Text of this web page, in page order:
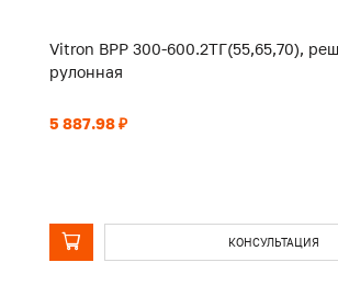
Vitron ВРР 300-600.2ТГ(55,65,70),
рулонная
5 887.98 ₽
КОНСУЛЬТАЦИЯ